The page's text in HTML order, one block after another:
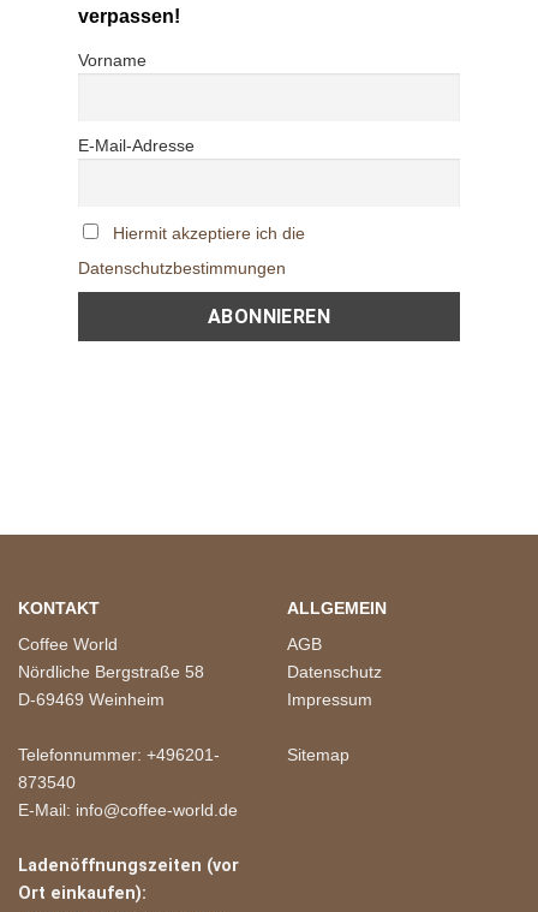
verpassen!
Vorname
E-Mail-Adresse
Hiermit akzeptiere ich die
Datenschutzbestimmungen
KONTAKT
Coffee World
Nördliche Bergstraße 58
D-69469 Weinheim
Telefonnummer: +496201-
873540
E-Mail: info@coffee-world.de
Ladenöffnungszeiten (vor
Ort einkaufen):
ALLGEMEIN
AGB
Datenschutz
Impressum
Sitemap